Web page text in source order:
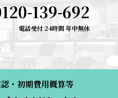
139-692
電話受付 24時間 年中無休
・初期費用概算等